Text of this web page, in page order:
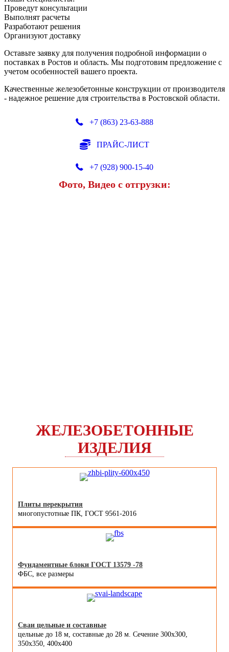
Проведут консультации
Выполнят расчеты
Разработают решения
Организуют доставку
Оставьте заявку для получения подробной информации о
поставках в Ростов и область. Мы подготовим предложение с
учетом особенностей вашего проекта.
Качественные железобетонные конструкции от производителя
- надежное решение для строительства в Ростовской области.
+7 (863) 23-63-888
ПРАЙС-ЛИСТ
+7 (928) 900-15-40
Фото, Видео с отгрузки:
ЖЕЛЕЗОБЕТОННЫЕ
ИЗДЕЛИЯ
Плиты перекрытия
многопустотные ПК, ГОСТ 9561-2016
Фундаментные блоки ГОСТ 13579 -78
ФБС, все размеры
Сваи цельные и составные
цельные до 18 м, составные до 28 м. Сечение 300x300,
350x350, 400х400